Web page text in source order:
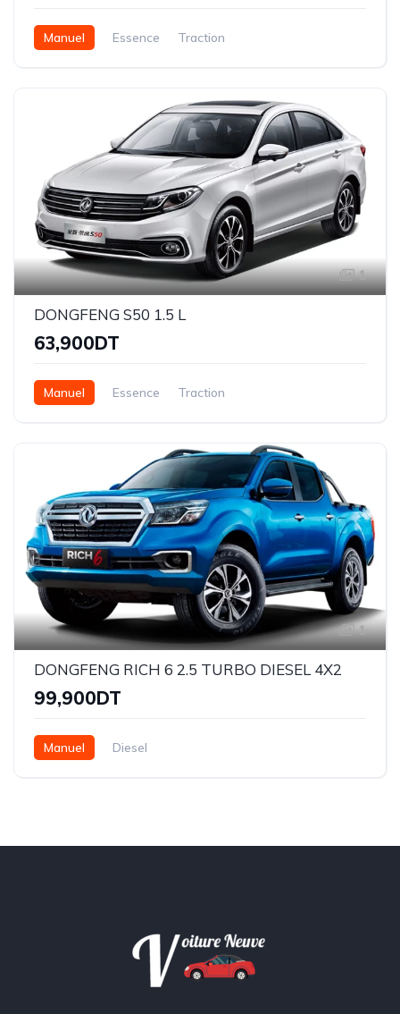
Manuel Essence Traction
1
DONGFENG S50 1.5 L
63,900DT
Manuel Essence Traction
1
DONGFENG RICH 6 2.5 TURBO DIESEL 4X2
99,900DT
Manuel Diesel